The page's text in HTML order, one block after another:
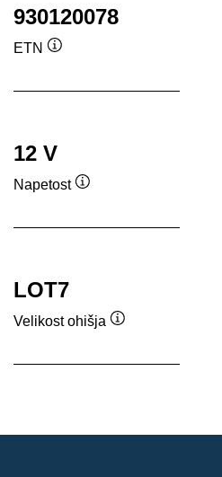
930120078
ETN
12 V
Napetost
LOT7
Velikost ohišja